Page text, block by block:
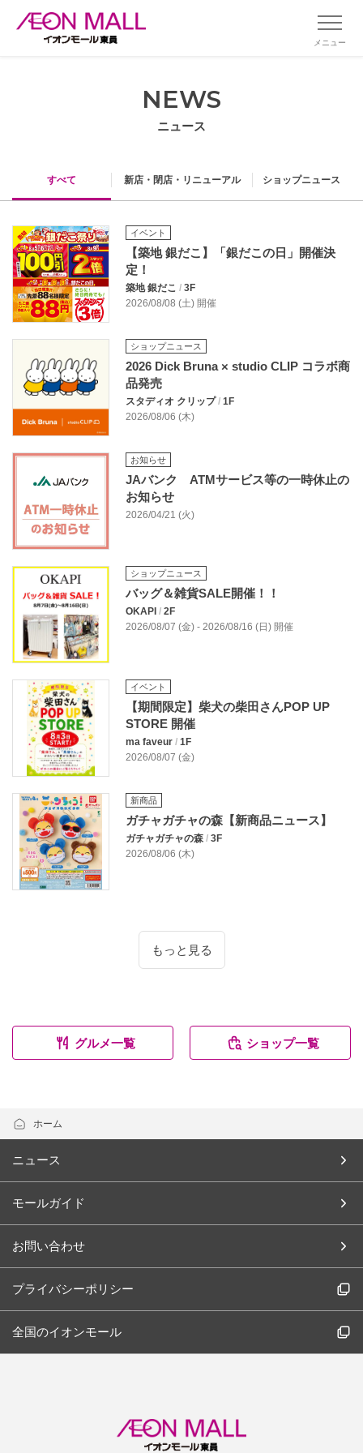
メニュー
NEWS
ニュース
すべて 新店・閉店・リニューアル ショップニュース
イベント
【築地 銀だこ】「銀だこの日」開催決
定！
築地 銀だこ / 3F
2026/08/08 (土) 開催
ショップニュース
2026 Dick Bruna × studio CLIP コラボ商
品発売
スタディオ クリップ / 1F
2026/08/06 (木)
お知らせ
JAバンク ATMサービス等の一時休止の
お知らせ
2026/04/21 (火)
ショップニュース
バッグ＆雑貨SALE開催！！
OKAPI / 2F
2026/08/07 (金) - 2026/08/16 (日) 開催
イベント
【期間限定】柴犬の柴田さんPOP UP
STORE 開催
ma faveur / 1F
2026/08/07 (金)
新商品
ガチャガチャの森【新商品ニュース】
ガチャガチャの森 / 3F
2026/08/06 (木)
もっと見る
グルメ一覧 ショップ一覧
ホーム
ニュース
モールガイド
お問い合わせ
プライバシーポリシー
全国のイオンモール